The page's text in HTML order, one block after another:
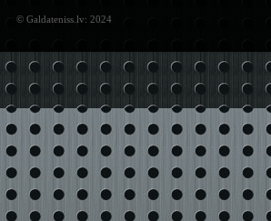
© Galdateniss.lv: 2024